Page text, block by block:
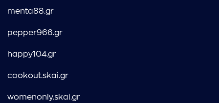
menta88.gr
pepper966.gr
happy104.gr
cookout.skai.gr
womenonly.skai.gr